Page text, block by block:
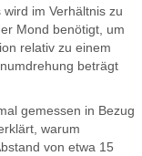
im Verhältnis zu
Mond benötigt, um
relativ zu einem
beträgt
gemessen in Bezug
warum
von etwa 15